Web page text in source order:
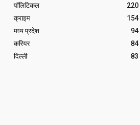
पॉलिटिकल
220
क्राइम
154
मध्य प्रदेश
94
करियर
84
दिल्ली
83